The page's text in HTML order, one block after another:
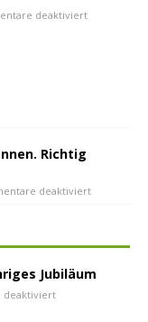
deaktiviert
Richtig
deaktiviert
Jubiläum
deaktiviert